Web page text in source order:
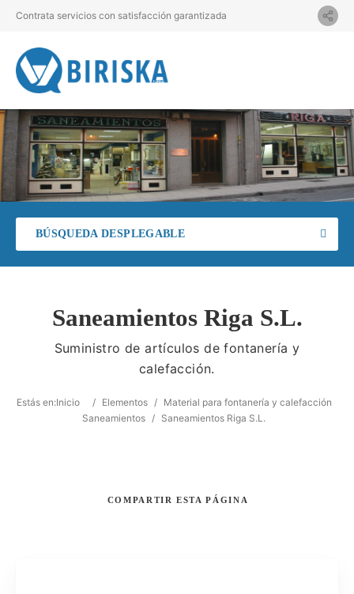
Contrata servicios con satisfacción garantizada
BÚSQUEDA DESPLEGABLE
Saneamientos Riga S.L.
Suministro de artículos de fontanería y
calefacción.
Estás en:Inicio / Elementos /
Material para fontanería y calefacción
Saneamientos / Saneamientos Riga S.L.
COMPARTIR ESTA PÁGINA